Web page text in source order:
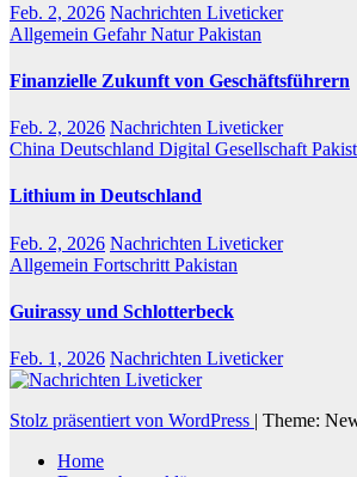
Feb. 2, 2026 Nachrichten Liveticker
Allgemein GefahrNaturPakistan
Finanzielle Zukunft von Geschäftsführern
Feb. 2, 2026 Nachrichten Liveticker
China Deutschland Digital Gesellschaft
Lithium in Deutschland
Feb. 2, 2026 Nachrichten Liveticker
Allgemein Fortschritt Pakistan
Guirassy und Schlotterbeck
Feb. 1, 2026 Nachrichten Liveticker
Stolz präsentiert von WordPress | Theme:
Home